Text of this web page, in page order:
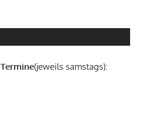
Termine(jeweils samstags):